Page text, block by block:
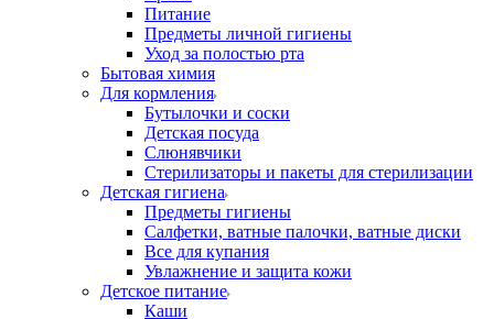
Питание
Предметы личной гигиены
Уход за полостью рта
Бытовая химия
Для кормления
Бутылочки и соски
Детская посуда
Слюнявчики
Стерилизаторы и пакеты для стерилизации
Детская гигиена
Предметы гигиены
Салфетки, ватные палочки, ватные диски
Все для купания
Увлажнение и защита кожи
Детское питание
Каши